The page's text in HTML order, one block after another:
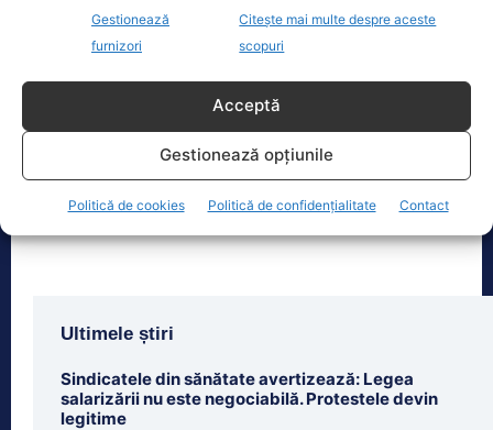
Gestionează
furnizori
Citește mai multe despre aceste
scopuri
Acceptă
Gestionează opțiunile
Politică de cookies Politică de confidențialitate Contact
Oficiul de Știri
în 2026 de asigurare în sistemul public
de sănătate dacă optează pentru
Ultimele știri
Sindicatele din sănătate avertizează: Legea
salarizării nu este negociabilă. Protestele devin
legitime